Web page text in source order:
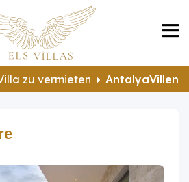
zu vermieten AntalyaVillen